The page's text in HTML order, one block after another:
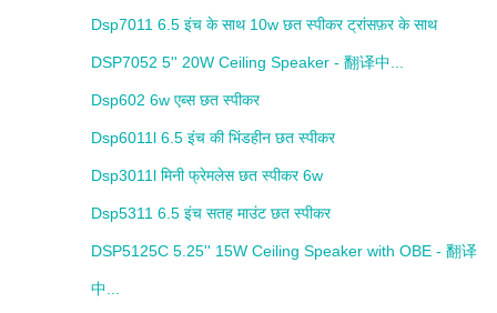
Dsp7011 6.5 इंच के साथ 10w छत स्पीकर ट्रांसफ़र के साथ
DSP7052 5'' 20W Ceiling Speaker - 翻译中...
Dsp602 6w एब्स छत स्पीकर
Dsp6011l 6.5 इंच की भिंडहीन छत स्पीकर
Dsp3011l मिनी फ्रेमलेस छत स्पीकर 6w
Dsp5311 6.5 इंच सतह माउंट छत स्पीकर
DSP5125C 5.25'' 15W Ceiling Speaker with OBE - 翻译
中...